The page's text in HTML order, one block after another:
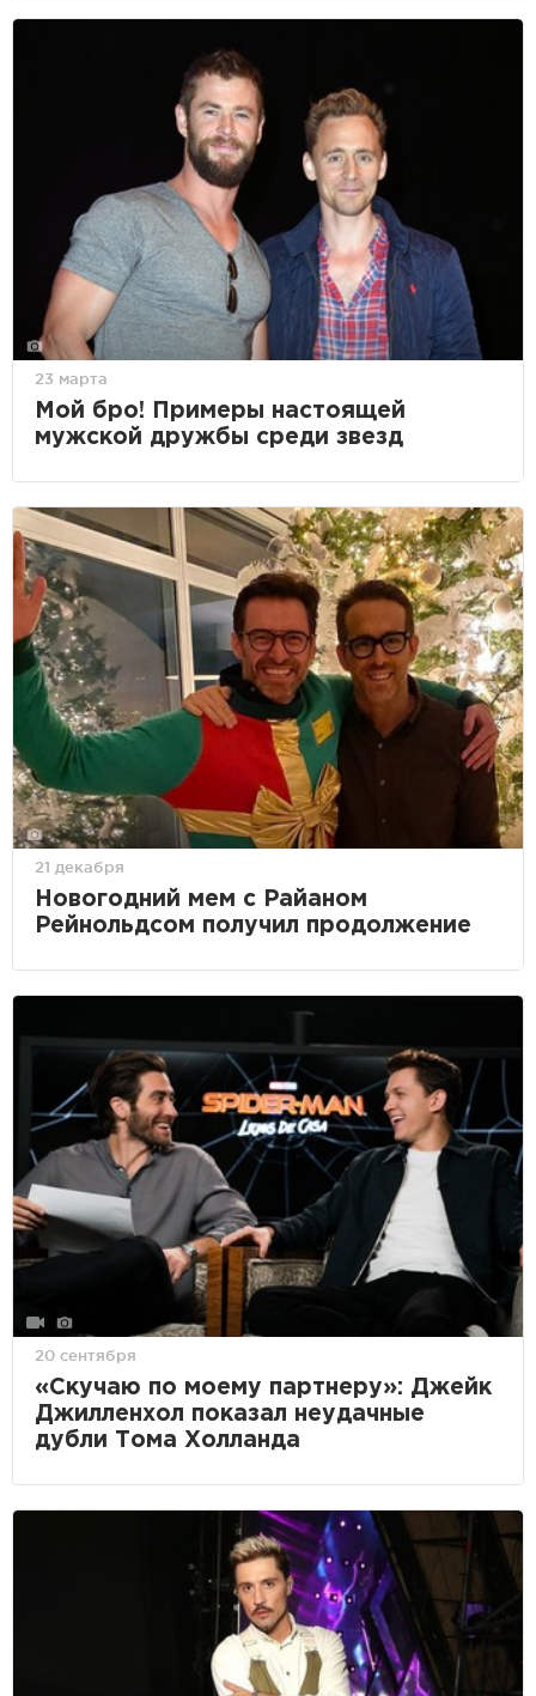
23 марта
Мой бро! Примеры настоящей
мужской дружбы среди звезд
21 декабря
Новогодний мем с Райаном
Рейнольдсом получил продолжение
20 сентября
«Скучаю по моему партнеру»: Джейк
Джилленхол показал неудачные
дубли Тома Холланда